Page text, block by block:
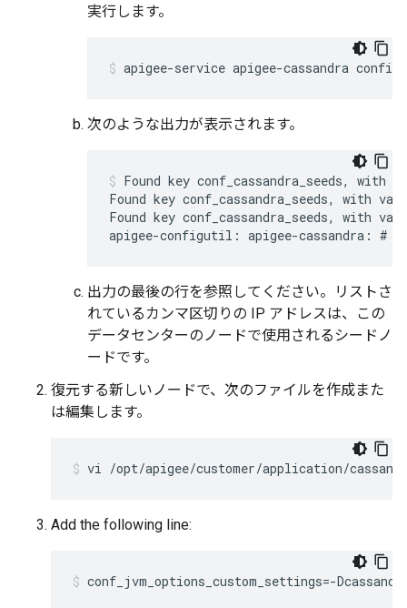
実行します。
apigee-service apigee-cassandra
次のような出力が表示されます。
Found key conf_cassandra_seeds,
Found key conf_cassandra_seeds, with
Found key conf_cassandra_seeds, with
apigee-configutil: apigee-cassandra: #
出力の最後の行を参照してください。リストさ
れているカンマ区切りの IP アドレスは、この
データセンターのノードで使用されるシードノ
ードです。
復元する新しいノードで、次のファイルを作成また
は編集します。
vi /opt/apigee/customer/application/
Add the following line:
conf_jvm_options_custom_settings=-